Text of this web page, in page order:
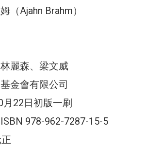
（Ajahn Brahm）
麗森、梁文威
金會有限公司
22日初版一刷
978-962-7287-15-5